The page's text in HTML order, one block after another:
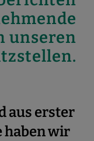
unseren
aus erster
haben wir